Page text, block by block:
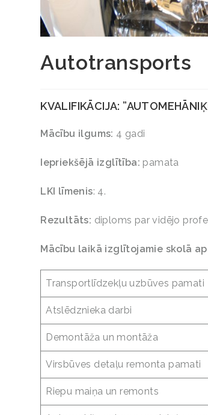
Autotransports
KVALIFIKĀCIJA:
Mācību ilgums: 4 gadi
Iepriekšējā izglītība: pamata
LKI līmenis: 4.
Rezultāts: diploms par vidējo
Mācību laikā izglītojamie skolā
Transportlīdzekļu uzbūves pamati
Atslēdznieka darbi
Demontāža un montāža
Virsbūves detaļu remonta pamati
Riepu maiņa un remonts